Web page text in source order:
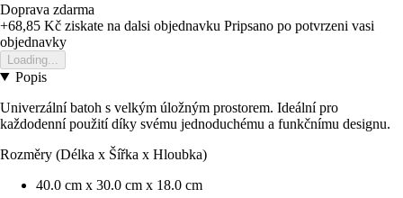
Doprava zdarma
+68,85 Kč ziskate na dalsi objednavku Pripsano po potvrzeni vasi
objednavky
Loading...
Popis
Univerzální batoh s velkým úložným prostorem. Ideální pro
každodenní použití díky svému jednoduchému a funkčnímu designu.
Rozměry (Délka x Šířka x Hloubka)
40.0 cm x 30.0 cm x 18.0 cm